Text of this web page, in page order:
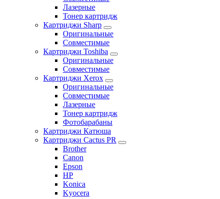
Лазерные
Тонер картридж
Картриджи Sharp
Оригинальные
Совместимые
Картриджи Toshiba
Оригинальные
Совместимые
Картриджи Xerox
Оригинальные
Совместимые
Лазерные
Тонер картридж
Фотобарабаны
Картриджи Катюша
Картриджи Cactus PR
Brother
Canon
Epson
HP
Konica
Kyocera